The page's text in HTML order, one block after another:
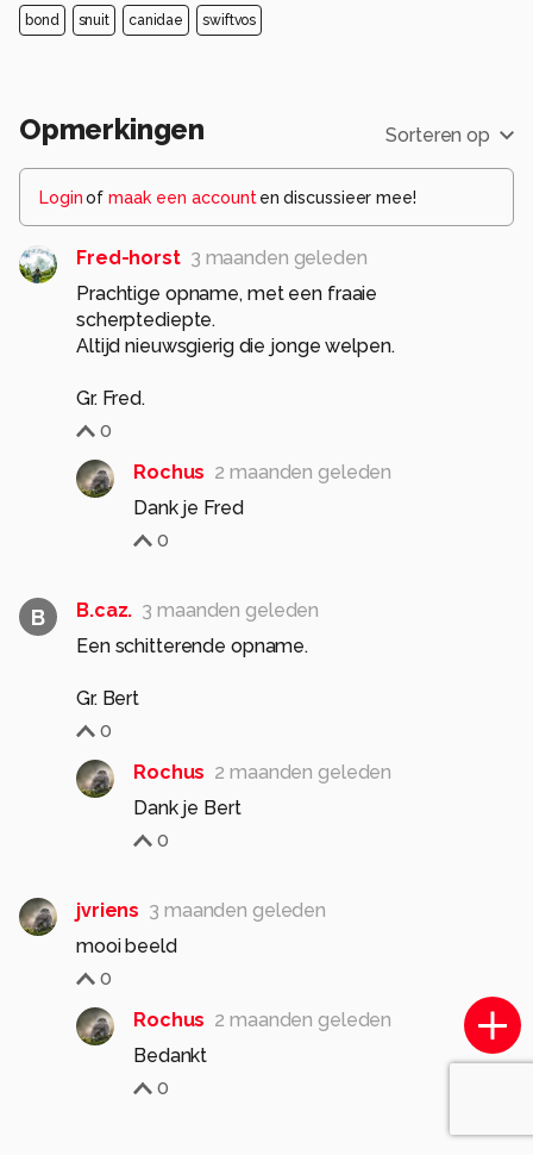
bond snuit canidae swiftvos
Opmerkingen Sorteren op
Loginof maak een account en discussieer mee!
Fred-horst 3 maanden geleden
Prachtige opname, met een fraaie
scherptediepte.
Altijd nieuwsgierig die jonge welpen.
Gr. Fred.
0
Rochus 2 maanden geleden
0
B B.caz. 3 maanden geleden
Een schitterende opname.
Gr. Bert
0
Rochus 2 maanden geleden
Dank je Bert
0
jvriens 3 maanden geleden
mooi beeld
0
Rochus 2 maanden geleden
Bedankt
0